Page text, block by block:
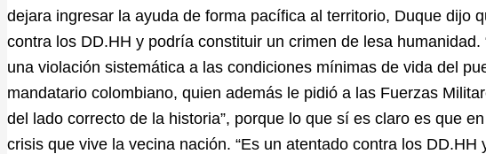
dejara ingresar la ayuda de forma pacífica al territorio, Duque dijo
contra los DD.HH y podría constituir un crimen de lesa
una violación sistemática a las condiciones mínimas de vida del
mandatario colombiano, quien además le pidió a las Fuerzas
del lado correcto de la historia”, porque lo que sí es claro es que
crisis que vive la vecina nación. “Es un atentado contra los